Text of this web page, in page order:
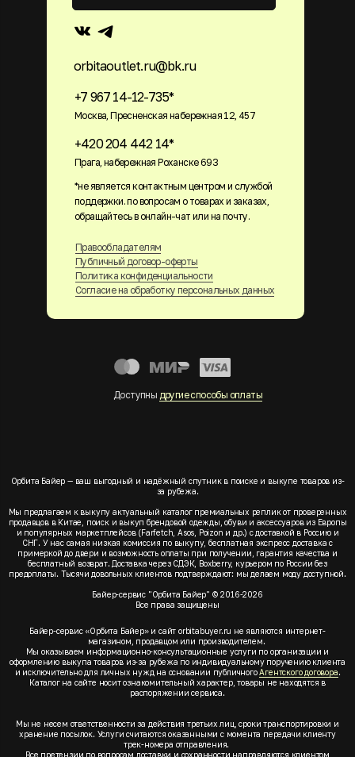
+7 967 14-12-735*
Москва, Пресненская набережная 12, 457
+420 204 442 14*
Прага, набережная Роханске 693
orbitaoutlet.ru@bk.ru
Правообладателям
Публичный договор-оферты
Политика конфиденциальности
Согласие на обработку персональных данных
Доступны другие способы оплаты
*не является контактным центром и службой
поддержки. по вопросам о товарах и заказах,
обращайтесь в онлайн-чат или на почту.
Орбита Байер — ваш выгодный и надёжный спутник в поиске и выкупе товаров из-
за рубежа.
Мы предлагаем к выкупу актуальный каталог премиальных реплик от проверенных
продавцов в Китае, поиск и выкуп брендовой одежды, обуви и аксессуаров из Европы
и популярных маркетплейсов (Farfetch, Asos, Poizon и др.) с доставкой в Россию и
СНГ. У нас самая низкая комиссия по выкупу, бесплатная экспресс доставка с
примеркой до двери и возможность оплаты при получении, гарантия качества и
бесплатный возврат. Доставка через СДЭК, Boxberry, курьером по России без
предоплаты. Тысячи довольных клиентов подтверждают: мы делаем моду доступной.
Байер-сервис "Орбита Байер" © 2016-2026
Все права защищены
Байер-сервис «Орбита Байер» и сайт orbitabuyer.ru не являются интернет-
магазином, продавцом или производителем.
Мы оказываем информационно-консультационные услуги по организации и
оформлению выкупа товаров из-за рубежа по индивидуальному поручению клиента
и исключительно для личных нужд на основании публичногоАгентского договора.
Каталог на сайте носит ознакомительный характер, товары не находятся в
распоряжении сервиса.
Мы не несем ответственности за действия третьих лиц, сроки транспортировки и
хранение посылок. Услуги считаются оказанными с момента передачи клиенту
трек-номера отправления.
Все претензии по вопросам доставки и сохранности направляются клиентом